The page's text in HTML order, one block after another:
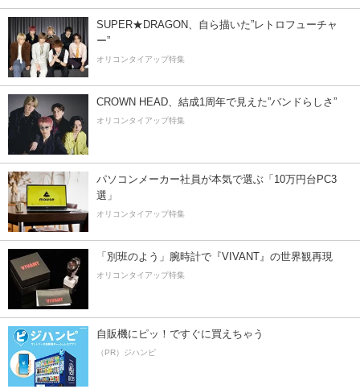
SUPER★DRAGON、自ら描いた”レトロフューチャ
ー”
オリコンタイアップ特集
CROWN HEAD、結成1周年で見えた”バンドらしさ”
オリコンタイアップ特集
パソコンメーカー社員が本気で選ぶ「10万円台PC3
選」
オリコンタイアップ特集
「別班のよう」腕時計で『VIVANT』の世界観再現
オリコンタイアップ特集
自販機にピッ！ですぐに買えちゃう
（PR）ジハンピ